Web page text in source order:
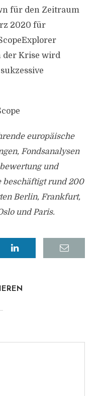
für den Zeitraum
2020 für
der Krise wird
europäische
Fondsanalysen
und
beschäftigt rund 200
Berlin, Frankfurt,
und Paris.